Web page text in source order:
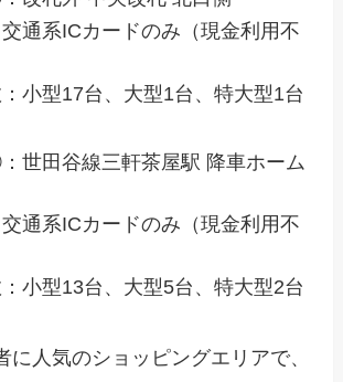
通系ICカードのみ（現金利用不
小型17台、大型1台、特大型1台
世田谷線三軒茶屋駅 降車ホーム
通系ICカードのみ（現金利用不
小型13台、大型5台、特大型2台
に人気のショッピングエリアで、